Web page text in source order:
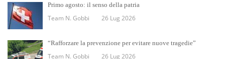
Primo agosto: il senso della patria
Team N. Gobbi 26 Lug 2026
“Rafforzare la prevenzione per evitare nuove tragedie”
Team N. Gobbi 26 Lug 2026